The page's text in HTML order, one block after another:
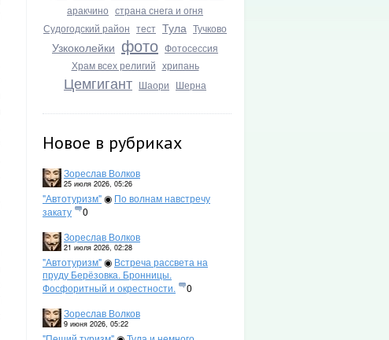
аракчино страна снега и огня
Судогодский район тест Тула Тучково
Узкоколейки фото Фотосессия
Храм всех религий хрипань
Цемгигант Шаори Шерна
Новое в рубриках
Зореслав Волков
25 июля 2026, 05:26
"Автотуризм"◉ По волнам навстречу
закату
0
Зореслав Волков
21 июля 2026, 02:28
"Автотуризм"◉ Встреча рассвета на
пруду Берёзовка. Бронницы.
Фосфоритный и окрестности.
0
Зореслав Волков
9 июня 2026, 05:22